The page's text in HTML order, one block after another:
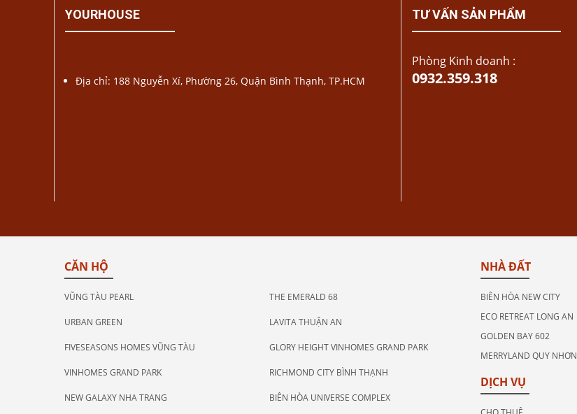
YOURHOUSE
Địa chỉ: 188 Nguyễn Xí, Phường 26, Quận Bình Thạnh, TP.HCM
TƯ VẤN SẢN PHẨM
Phòng Kinh doanh :
0932.359.318
CĂN HỘ
VŨNG TÀU PEARL THE EMERALD 68
URBAN GREEN LAVITA THUẬN AN
FIVESEASONS HOMES VŨNG TÀU GLORY HEIGHT VINHOMES GRAND PARK
VINHOMES GRAND PARK RICHMOND CITY BÌNH THẠNH
NEW GALAXY NHA TRANG BIÊN HÒA UNIVERSE COMPLEX
NHÀ ĐẤT
BIÊN HÒA NEW CITY
ECO RETREAT LONG AN
GOLDEN BAY 602
MERRYLAND QUY NHƠN
DỊCH VỤ